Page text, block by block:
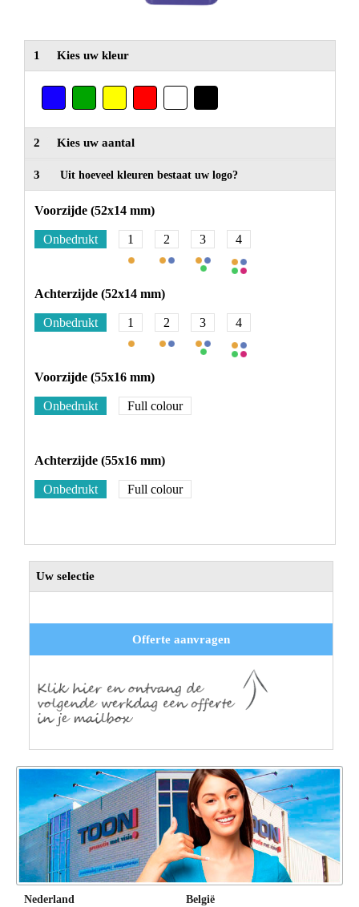
1 Kies uw kleur
2 Kies uw aantal
3 Uit hoeveel kleuren bestaat uw logo?
Voorzijde (52x14 mm)
Onbedrukt 1 2 3 4
Achterzijde (52x14 mm)
Onbedrukt 1 2 3 4
Voorzijde (55x16 mm)
Onbedrukt Full colour
Achterzijde (55x16 mm)
Onbedrukt Full colour
Uw selectie
Offerte aanvragen
Nederland
België